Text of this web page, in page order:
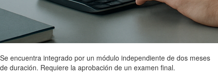
Se encuentra integrado por un módulo independiente de dos meses
de duración. Requiere la aprobación de un examen final.